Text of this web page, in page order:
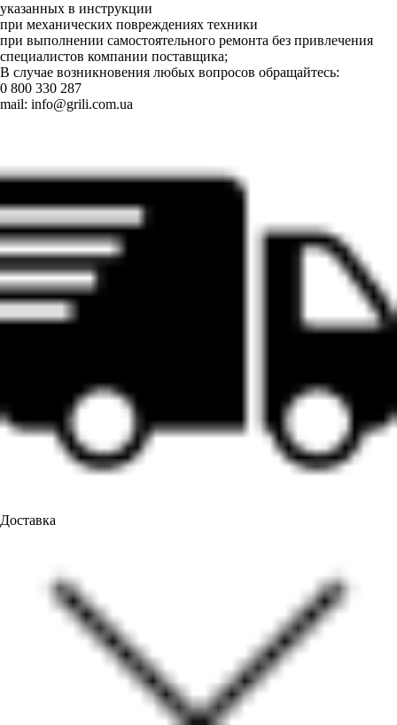
указанных в инструкции
при механических повреждениях техники
при выполнении самостоятельного ремонта без привлечения
специалистов компании поставщика;
В случае возникновения любых вопросов обращайтесь:
0 800 330 287
mail: info@grili.com.ua
Доставка